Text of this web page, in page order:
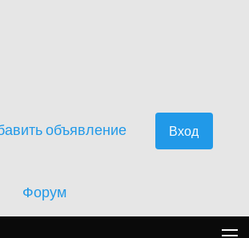
объявление Вход
Форум